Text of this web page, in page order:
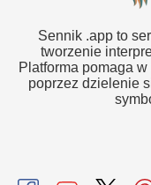
Sennik .app to
tworzenie
Platforma pomaga
poprzez dzielenie